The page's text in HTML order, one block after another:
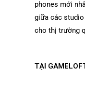
phones mới
giữa các
cho thị trường
TẠI